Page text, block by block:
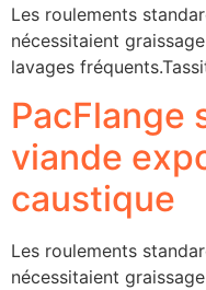
Les roulements
nécessitaient
lavages
PacFlange
viande
caustique
Les roulements
nécessitaient